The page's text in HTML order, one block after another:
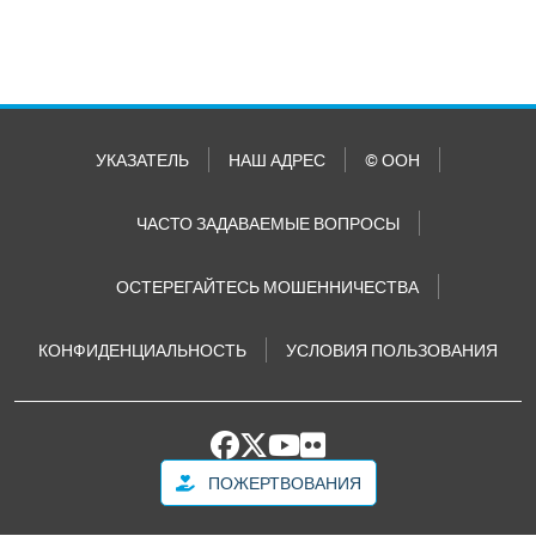
УКАЗАТЕЛЬ НАШ АДРЕС © ООН
ЧАСТО ЗАДАВАЕМЫЕ ВОПРОСЫ
ОСТЕРЕГАЙТЕСЬ МОШЕННИЧЕСТВА
КОНФИДЕНЦИАЛЬНОСТЬ УСЛОВИЯ ПОЛЬЗОВАНИЯ
ПОЖЕРТВОВАНИЯ